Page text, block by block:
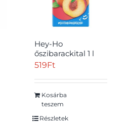
Hey-Ho
őszibarackital 1 l
519Ft
Kosárba
teszem
Részletek